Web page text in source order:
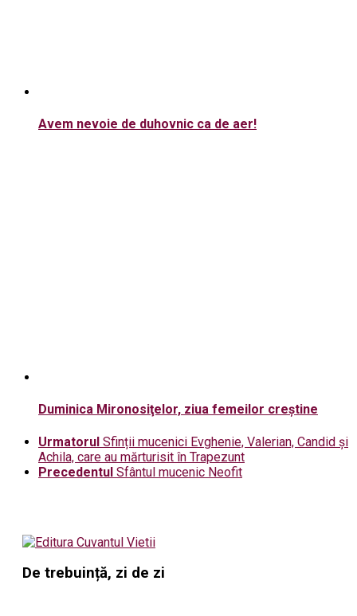
Avem nevoie de duhovnic ca de aer!
Duminica Mironosiţelor, ziua femeilor creştine
Urmatorul Sfinții mucenici Evghenie, Valerian, Candid și
Achila, care au mărturisit în Trapezunt
Precedentul Sfântul mucenic Neofit
De trebuință, zi de zi